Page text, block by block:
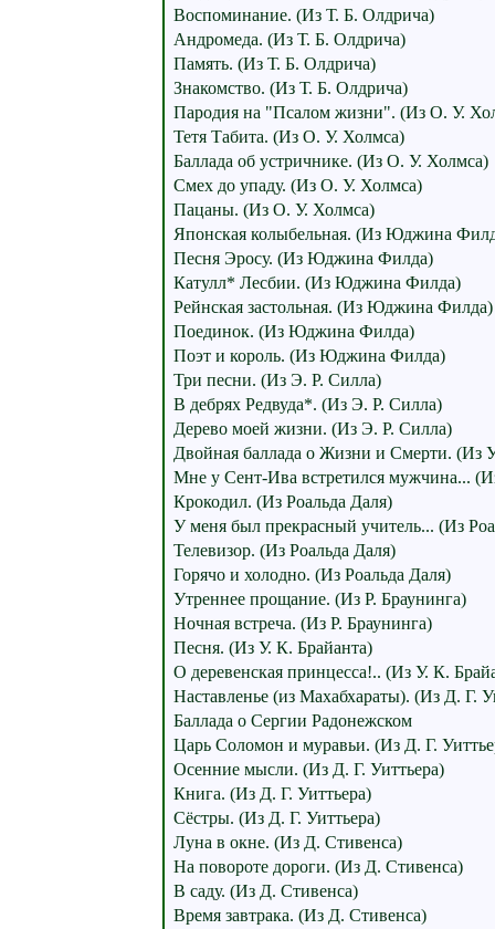
Воспоминание. (Из Т. Б. Олдрича)
Андромеда. (Из Т. Б. Олдрича)
Память. (Из Т. Б. Олдрича)
Знакомство. (Из Т. Б. Олдрича)
Пародия на "Псалом жизни". (Из О. У.
Тетя Табита. (Из О. У. Холмса)
Баллада об устричнике. (Из О. У. Холмса)
Cмех до упаду. (Из О. У. Холмса)
Пацаны. (Из О. У. Холмса)
Японская колыбельная. (Из Юджина
Песня Эросу. (Из Юджина Филда)
Катулл* Лесбии. (Из Юджина Филда)
Рейнская застольная. (Из Юджина Филда)
Поединок. (Из Юджина Филда)
Поэт и король. (Из Юджина Филда)
Три песни. (Из Э. Р. Силла)
В дебрях Редвуда*. (Из Э. Р. Силла)
Дерево моей жизни. (Из Э. Р. Силла)
Двойная баллада о Жизни и Смерти. (Из
Мне у Сент-Ива встретился мужчина...
Крокодил. (Из Роальда Даля)
У меня был прекрасный учитель... (Из
Телевизор. (Из Роальда Даля)
Горячо и холодно. (Из Роальда Даля)
Утреннее прощание. (Из Р. Браунинга)
Ночная встреча. (Из Р. Браунинга)
Песня. (Из У. К. Брайанта)
О деревенская принцесса!.. (Из У. К.
Наставленье (из Махабхараты). (Из Д. Г.
Баллада о Сергии Радонежском
Царь Соломон и муравьи. (Из Д. Г.
Осенние мысли. (Из Д. Г. Уиттьера)
Книга. (Из Д. Г. Уиттьера)
Сёстры. (Из Д. Г. Уиттьера)
Луна в окне. (Из Д. Стивенса)
На повороте дороги. (Из Д. Стивенса)
В саду. (Из Д. Стивенса)
Время завтрака. (Из Д. Стивенса)